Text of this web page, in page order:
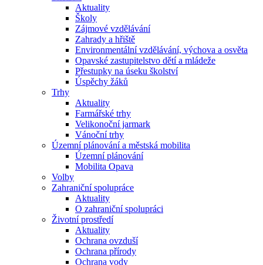
Aktuality
Školy
Zájmové vzdělávání
Zahrady a hřiště
Environmentální vzdělávání, výchova a osvěta
Opavské zastupitelstvo dětí a mládeže
Přestupky na úseku školství
Úspěchy žáků
Trhy
Aktuality
Farmářské trhy
Velikonoční jarmark
Vánoční trhy
Územní plánování a městská mobilita
Územní plánování
Mobilita Opava
Volby
Zahraniční spolupráce
Aktuality
O zahraniční spolupráci
Životní prostředí
Aktuality
Ochrana ovzduší
Ochrana přírody
Ochrana vody